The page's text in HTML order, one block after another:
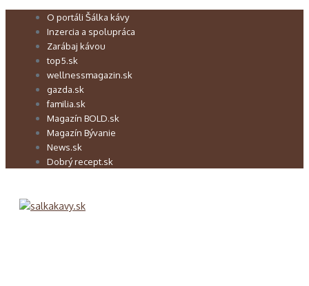
Preskočiť O portáli Šálka kávy
Inzercia a spolupráca
Zarábaj kávou
top5.sk
wellnessmagazin.sk
gazda.sk
familia.sk
Magazín BOLD.sk
Magazín Bývanie
News.sk
Dobrý recept.sk